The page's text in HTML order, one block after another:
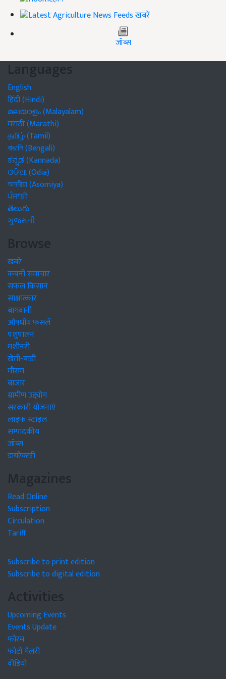
ख़बरें
जॉब्स
Languages
English
हिंदी (Hindi)
മലയാളം (Malayalam)
मराठी (Marathi)
தமிழ் (Tamil)
বাঙালি (Bengali)
ಕನ್ನಡ (Kannada)
ଓଡିଆ (Odia)
অসমীয়া (Asomiya)
ਪੰਜਾਬੀ
తెలుగు
ગુજરાતી
Browse
खबरें
कंपनी समाचार
सफल किसान
साक्षात्कार
बागवानी
औषधीय फसलें
पशुपालन
मशीनरी
खेती-बाड़ी
मौसम
बाजार
ग्रामीण उद्द्योग
सरकारी योजनाएं
लाइफ स्टाइल
सम्पादकीय
जॉब्स
डायरेक्टरी
Magazines
Read Online
Subscription
Circulation
Tariff
Subscribe to print edition
Subscribe to digital edition
Activities
Upcoming Events
Events Update
फोरम
फोटो गैलरी
वीडियो